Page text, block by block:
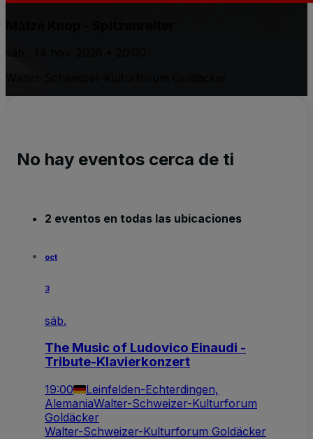
No hay eventos cerca de ti
2 eventos en todas las ubicaciones
oct
3
sáb.
The Music of Ludovico Einaudi -
Tribute-Klavierkonzert
19:00
Leinfelden-Echterdingen,
AlemaniaWalter-Schweizer-Kulturforum
Goldäcker
Walter-Schweizer-Kulturforum Goldäcker